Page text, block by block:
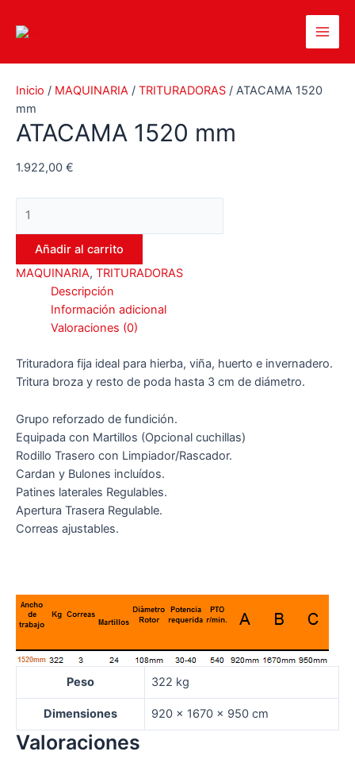
Main
Inicio / MAQUINARIA / TRITURADORAS / ATACAMA 1520
mm
ATACAMA 1520 mm
1.922,00 €
1520
Añadir al carrito
MAQUINARIA, TRITURADORAS
Descripción
Información adicional
Valoraciones (0)
Trituradora fija ideal para hierba, viña, huerto e invernadero.
Tritura broza y resto de poda hasta 3 cm de diámetro.
Grupo reforzado de fundición.
Equipada con Martillos (Opcional cuchillas)
Rodillo Trasero con Limpiador/Rascador.
Cardan y Bulones incluídos.
Patines laterales Regulables.
Apertura Trasera Regulable.
Correas ajustables.
Peso 322 kg
Dimensiones 920 × 1670 × 950 cm
Valoraciones